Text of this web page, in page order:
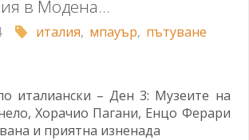
в Модена…
италия, мпауър, пътуване
италиански – Ден 3: Музеите на
Хорачио Пагани, Енцо Ферари
и приятна изненада